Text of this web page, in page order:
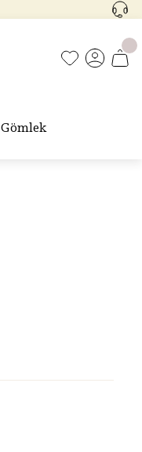
Gömlek